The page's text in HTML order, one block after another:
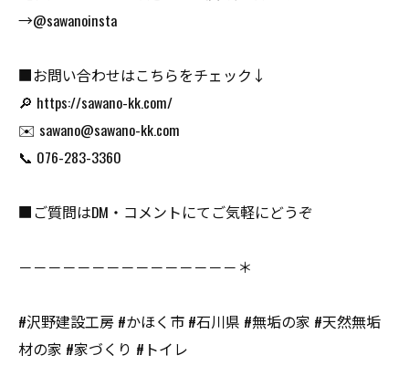
→@sawanoinsta
■お問い合わせはこちらをチェック↓
🔎 https://sawano-kk.com/
✉️ sawano@sawano-kk.com
📞 076-283-3360
■ご質問はDM・コメントにてご気軽にどうぞ
－－－－－－－－－－－－－－－＊
#沢野建設工房 #かほく市 #石川県 #無垢の家 #天然無垢
材の家 #家づくり #トイレ